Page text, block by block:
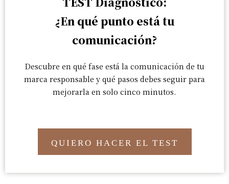
¿En qué punto está tu
comunicación?
Descubre en qué fase está la comunicación de tu
marca responsable y qué pasos debes seguir para
mejorarla en solo cinco minutos.
QUIERO HACER EL TEST